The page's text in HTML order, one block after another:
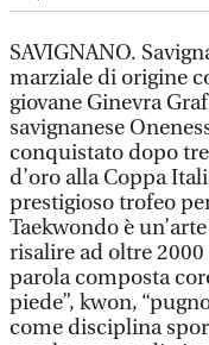
SAVIGNANO.
marziale di origine
giovane Ginevra
savignanese
conquistato dopo
d’oro alla Coppa
prestigioso trofeo
Taekwondo è
risalire ad oltre
parola composta
piede”, kwon,
come disciplina